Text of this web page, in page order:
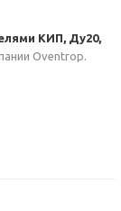
КИП, Ду20,
Oventrop.